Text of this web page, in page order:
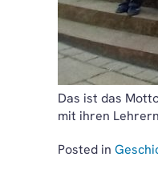
Das ist das
mit ihren
Posted in